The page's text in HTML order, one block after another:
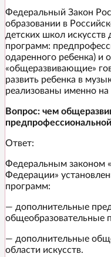
Федеральный Закон
образовании в
детских школ искусств
программ:
одаренного ребенка) и
«общеразвивающие»
развить ребенка в
реализованы именно
Вопрос: чем
Ответ:
Федеральным законом
Федерации»
программ:
— дополнительные
общеобразовательные
— дополнительные
области искусств.